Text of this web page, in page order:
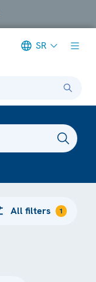
SR
All filters 1